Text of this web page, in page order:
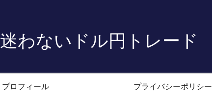
迷わないドル円トレード
プロフィール プライバシーポリシー